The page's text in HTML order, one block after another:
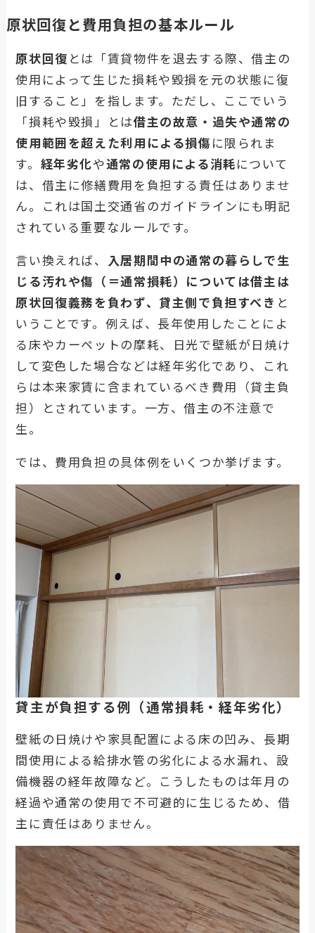
原状回復と費用負担の基本ルール
原状回復 とは「賃貸物件を退去する際、借主の
使用によって生じた損耗や毀損を元の状態に復
旧すること」を指します。ただし、ここでいう
「損耗や毀損」とは借主の故意・過失や通常の
使用範囲を超えた利用による損傷 に限られま
す。 経年劣化や通常の使用による消耗について
は、借主に修繕費用を負担する責任はありませ
ん。これは国土交通省のガイドラインにも明記
されている重要なルールです。
言い換えれば、 入居期間中の通常の暮らしで生
じる汚れや傷（＝通常損耗）については借主は
原状回復義務を負わず、貸主側で負担すべき と
いうことです。例えば、長年使用したことによ
る床やカーペットの摩耗、日光で壁紙が日焼け
して変色した場合などは経年劣化であり、これ
らは本来家賃に含まれているべき費用（貸主負
担）とされています。一方、借主の不注意で
生。
では、費用負担の具体例をいくつか挙げます。
貸主が負担する例（通常損耗・経年劣化）
壁紙の日焼けや家具配置による床の凹み、長期
間使用による給排水管の劣化による水漏れ、設
備機器の経年故障など。こうしたものは年月の
経過や通常の使用で不可避的に生じるため、借
主に責任はありません。